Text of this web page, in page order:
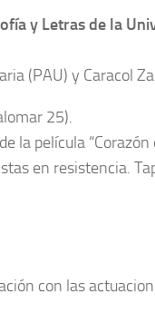
y Letras de la
(PAU) y Caracol
25).
la película “Corazón
en resistencia.
con las